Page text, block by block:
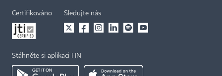
Certifikováno Sledujte nás
Stáhněte si aplikaci HN